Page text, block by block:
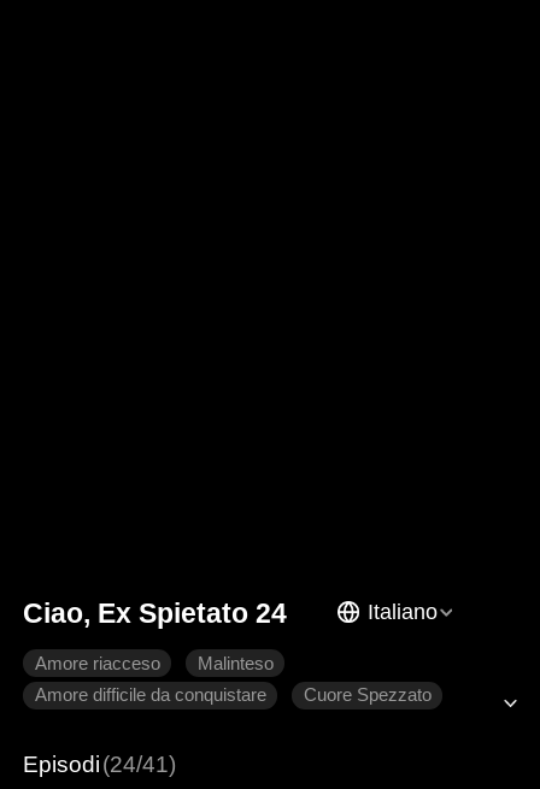
Ciao, Ex Spietato 24 Italiano
Amore riacceso
Malinteso
Amore difficile da conquistare
Cuore Spezzato
Episodi(24/41)